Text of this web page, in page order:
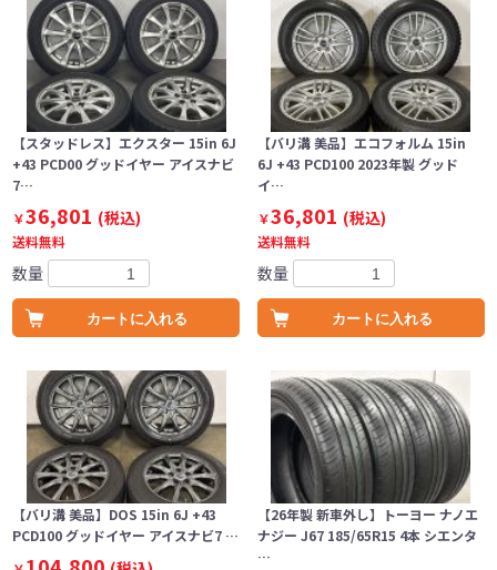
【スタッドレス】エクスター 15in 6J
+43 PCD00 グッドイヤー アイスナビ
7…
￥36,801 (税込)
送料無料
数量
カートに入れる
【バリ溝 美品】エコフォルム 15in
6J +43 PCD100 2023年製 グッド
イ…
￥36,801 (税込)
送料無料
数量
カートに入れる
【バリ溝 美品】DOS 15in 6J +43
PCD100 グッドイヤー アイスナビ7 …
【26年製 新車外し】トーヨー ナノエ
ナジー J67 185/65R15 4本 シエンタ
…